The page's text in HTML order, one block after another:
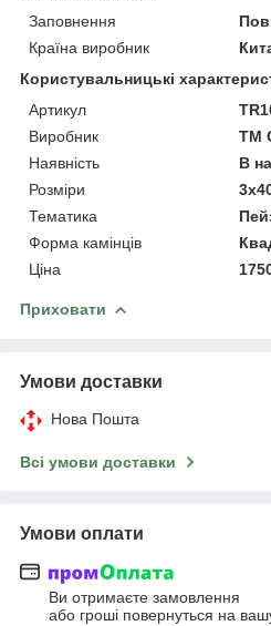
Заповнення
Країна виробник
Користувальницькі
Артикул
Виробник
ТМ
Наявність
В
Розміри
Тематика
Форма камінців
Ціна
Приховати
Умови доставки
Нова Пошта
Всі умови доставки
Умови оплати
Ви отримаєте замовлення
або гроші повернуться на